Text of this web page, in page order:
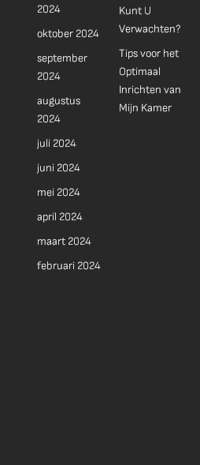
2024
oktober 2024
september
2024
augustus
2024
juli 2024
juni 2024
mei 2024
april 2024
maart 2024
februari 2024
Kunt U
Verwachten?
Tips voor het
Optimaal
Inrichten van
Mijn Kamer